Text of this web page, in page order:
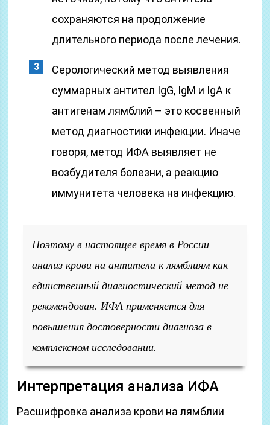
сохраняются на продолжение
длительного периода после лечения.
Серологический метод выявления
суммарных антител IgG, IgM и IgA к
антигенам лямблий – это косвенный
метод диагностики инфекции. Иначе
говоря, метод ИФА выявляет не
возбудителя болезни, а реакцию
иммунитета человека на инфекцию.
Поэтому в настоящее время в России
анализ крови на антитела к лямблиям как
единственный диагностический метод не
рекомендован. ИФА применяется для
повышения достоверности диагноза в
комплексном исследовании.
Интерпретация анализа ИФА
Расшифровка анализа крови на лямблии